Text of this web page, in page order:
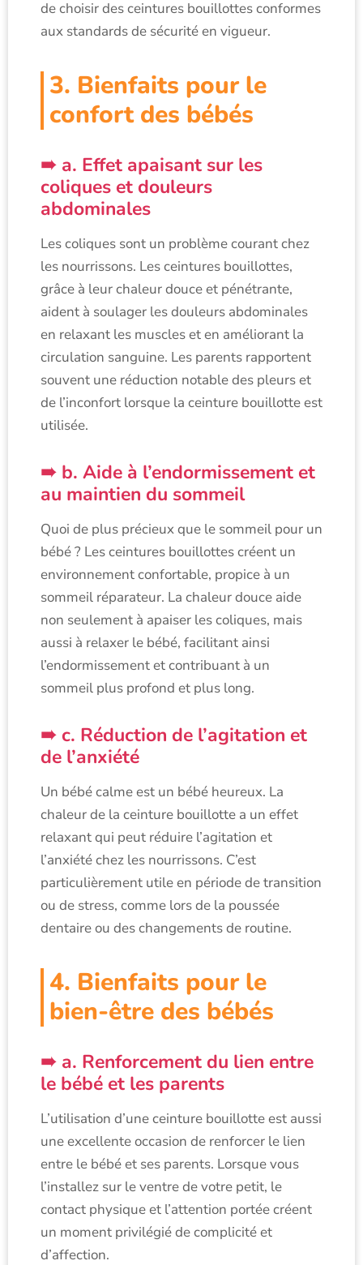
de choisir des ceintures bouillottes conformes
aux standards de sécurité en vigueur.
3. Bienfaits pour le
confort des bébés
a. Effet apaisant sur les
coliques et douleurs
abdominales
Les coliques sont un problème courant chez
les nourrissons. Les ceintures bouillottes,
grâce à leur chaleur douce et pénétrante,
aident à soulager les douleurs abdominales
en relaxant les muscles et en améliorant la
circulation sanguine. Les parents rapportent
souvent une réduction notable des pleurs et
de l’inconfort lorsque la ceinture bouillotte est
utilisée.
b. Aide à l’endormissement et
au maintien du sommeil
Quoi de plus précieux que le sommeil pour un
bébé ? Les ceintures bouillottes créent un
environnement confortable, propice à un
sommeil réparateur. La chaleur douce aide
non seulement à apaiser les coliques, mais
aussi à relaxer le bébé, facilitant ainsi
l’endormissement et contribuant à un
sommeil plus profond et plus long.
c. Réduction de l’agitation et
de l’anxiété
Un bébé calme est un bébé heureux. La
chaleur de la ceinture bouillotte a un effet
relaxant qui peut réduire l’agitation et
l’anxiété chez les nourrissons. C’est
particulièrement utile en période de transition
ou de stress, comme lors de la poussée
dentaire ou des changements de routine.
4. Bienfaits pour le
bien-être des bébés
a. Renforcement du lien entre
le bébé et les parents
L’utilisation d’une ceinture bouillotte est aussi
une excellente occasion de renforcer le lien
entre le bébé et ses parents. Lorsque vous
l’installez sur le ventre de votre petit, le
contact physique et l’attention portée créent
un moment privilégié de complicité et
d’affection.